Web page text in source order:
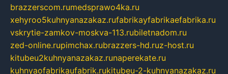
brazzerscom.rumedsprawo4ka.ru
xehyroo5kuhnyanazakaz.rufabrikayfabrikaefabrika.ru
vskrytie-zamkov-moskva-113.rubiletnadom.ru
zed-online.rupimchax.rubrazzers-hd.ruz-host.ru
kitubeu2kuhnyanazakaz.runaperekate.ru
kuhnyaofabrikaufabrik.rukitubeu-2-kuhnyanazakaz.ru